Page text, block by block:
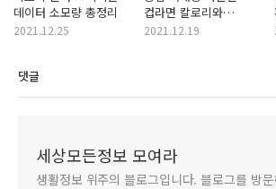
데이터 소모량 총정리
2021.12.25
컵라면 칼로리와
영양성분
2021.12.19
댓글
세상모든정보 모여라
생활정보 위주의 블로그입니다. 블로그를 방